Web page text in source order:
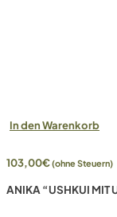
In den Warenkorb
103,00€(ohne Steuern)
ANIKA “USHKUI MIT